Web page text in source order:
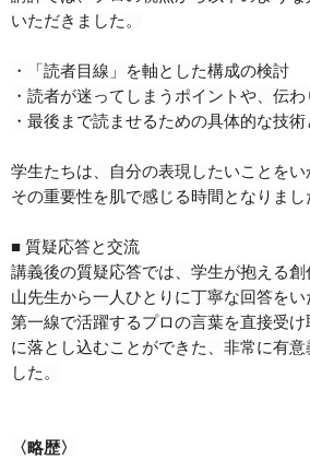
いただきました。
・「読者目線」を軸とした構成の検討
・読者が迷ってしまうポイントや、伝
・最後まで読ませるための具体的な技術
学生たちは、自分の表現したいことをい
その重要性を肌で感じる時間となりまし
■ 質疑応答と交流
講義後の質疑応答では、学生が抱える
山先生から一人ひとりに丁寧な回答をい
第一線で活躍するプロの言葉を直接受
に落とし込むことができた、非常に有
した。
〈略歴〉